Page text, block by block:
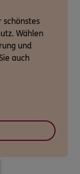
schönstes
Wählen
und
auch